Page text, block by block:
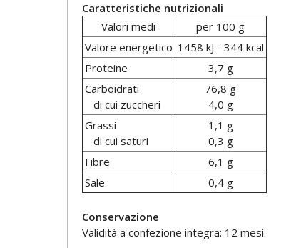
Caratteristiche nutrizionali
Valori medi
per 100 g
Valore energetico 1458 kJ - 344 kcal
Proteine
3,7 g
Carboidrati
di cui zuccheri
76,8 g
4,0 g
Grassi
di cui saturi
1,1 g
0,3 g
Fibre
6,1 g
Sale
0,4 g
Conservazione
Validità a confezione integra: 12 mesi.